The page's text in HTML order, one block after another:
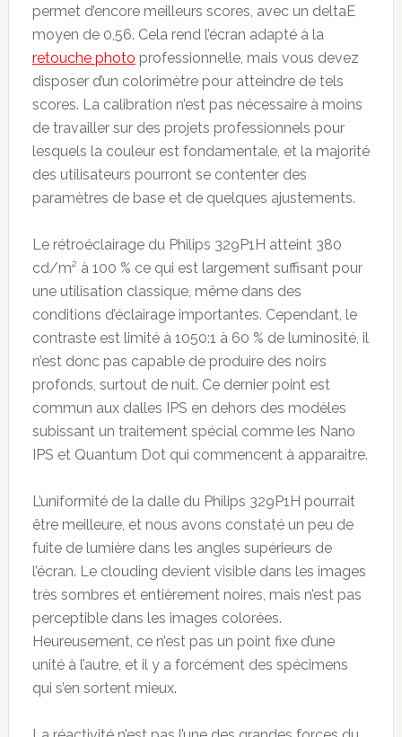
permet d’encore meilleurs scores, avec un deltaE
moyen de 0,56. Cela rend l’écran adapté à la
retouche photo professionnelle, mais vous devez
disposer d’un colorimètre pour atteindre de tels
scores. La calibration n’est pas nécessaire à moins
de travailler sur des projets professionnels pour
lesquels la couleur est fondamentale, et la majorité
des utilisateurs pourront se contenter des
paramètres de base et de quelques ajustements.
Le rétroéclairage du Philips 329P1H atteint 380
cd/m² à 100 % ce qui est largement suffisant pour
une utilisation classique, même dans des
conditions d’éclairage importantes. Cependant, le
contraste est limité à 1050:1 à 60 % de luminosité, il
n’est donc pas capable de produire des noirs
profonds, surtout de nuit. Ce dernier point est
commun aux dalles IPS en dehors des modèles
subissant un traitement spécial comme les Nano
IPS et Quantum Dot qui commencent à apparaitre.
L’uniformité de la dalle du Philips 329P1H pourrait
être meilleure, et nous avons constaté un peu de
fuite de lumière dans les angles supérieurs de
l’écran. Le clouding devient visible dans les images
très sombres et entièrement noires, mais n’est pas
perceptible dans les images colorées.
Heureusement, ce n’est pas un point fixe d’une
unité à l’autre, et il y a forcément des spécimens
qui s’en sortent mieux.